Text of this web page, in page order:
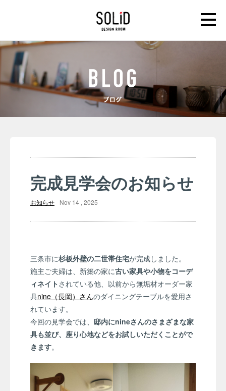
完成見学会のお知らせ
お知らせ Nov 14 , 2025
三条市に杉板外壁の二世帯住宅が完成しました。
施主ご夫婦は、新築の家に古い家具や小物をコーデ
ィネイト されている他、以前から無垢材オーダー家
具nine（長岡）さんのダイニングテーブルを愛用さ
れています。
今回の見学会では、 邸内にnineさんのさまざまな家
具も並び、座り心地などをお試しいただくことがで
きます。